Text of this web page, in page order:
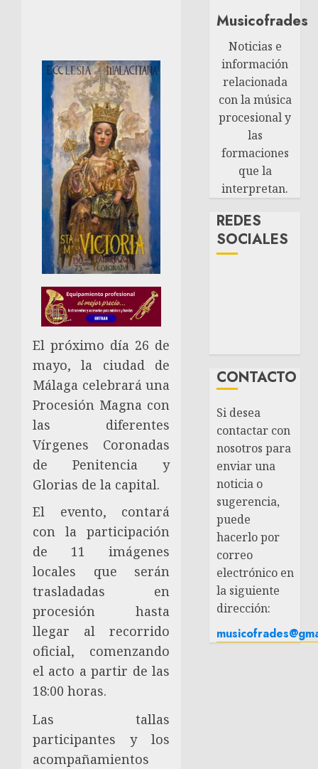
El próximo día 26 de
mayo, la ciudad de
Málaga celebrará una
Procesión Magna con
las diferentes
Vírgenes Coronadas
de Penitencia y
Glorias de la capital.
El evento, contará
con la participación
de 11 imágenes
locales que serán
trasladadas en
procesión hasta
llegar al recorrido
oficial, comenzando
el acto a partir de las
18:00 horas.
Las tallas
participantes y los
acompañamientos
Musicofrades
Noticias e
información
relacionada
con la música
procesional y
las
formaciones
que la
interpretan.
REDES
SOCIALES
CONTACTO
Si desea
contactar con
nosotros para
enviar una
noticia o
sugerencia,
puede
hacerlo por
correo
electrónico en
la siguiente
dirección: